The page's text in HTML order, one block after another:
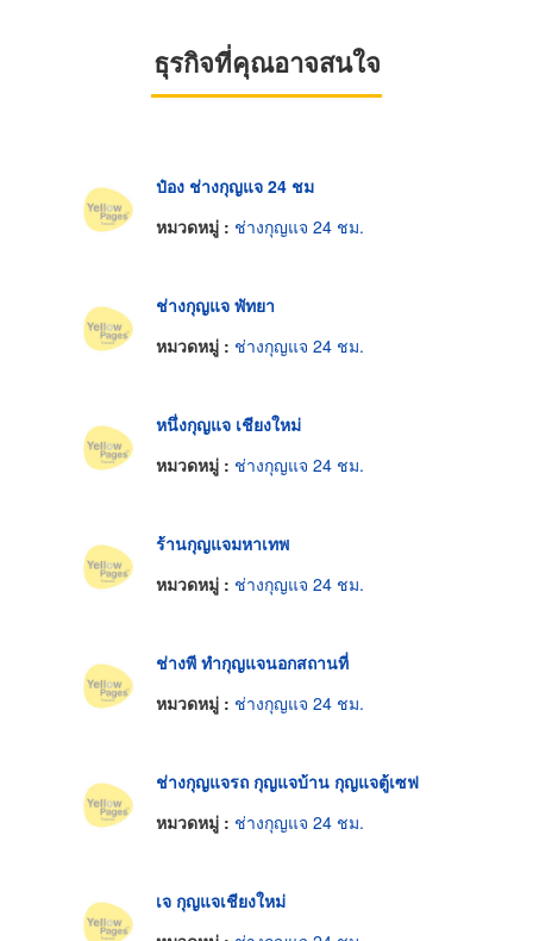
ธุรกิจที่คุณอาจสนใจ
ป๋อง ช่างกุญแจ 24 ชม
หมวดหมู่ : ช่างกุญแจ 24 ชม.
ช่างกุญแจ พัทยา
หมวดหมู่ : ช่างกุญแจ 24 ชม.
หนึ่งกุญแจ เชียงใหม่
หมวดหมู่ : ช่างกุญแจ 24 ชม.
ร้านกุญแจมหาเทพ
หมวดหมู่ : ช่างกุญแจ 24 ชม.
ช่างพี ทำกุญแจนอกสถานที่
หมวดหมู่ : ช่างกุญแจ 24 ชม.
ช่างกุญแจรถ กุญแจบ้าน กุญแจตู้เซฟ‎
หมวดหมู่ : ช่างกุญแจ 24 ชม.
เจ กุญแจเชียงใหม่